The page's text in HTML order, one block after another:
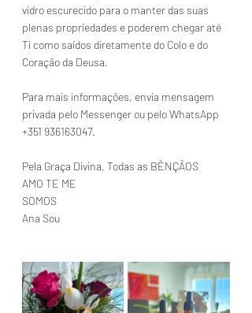
vidro escurecido para o manter das suas
plenas propriedades e poderem chegar até
Ti como saídos diretamente do Colo e do
Coração da Deusa.
Para mais informações, envia mensagem
privada pelo Messenger ou pelo WhatsApp
+351 936163047.
Pela Graça Divina, Todas as BÊNÇÃOS
AMO TE ME
SOMOS
Ana Sou